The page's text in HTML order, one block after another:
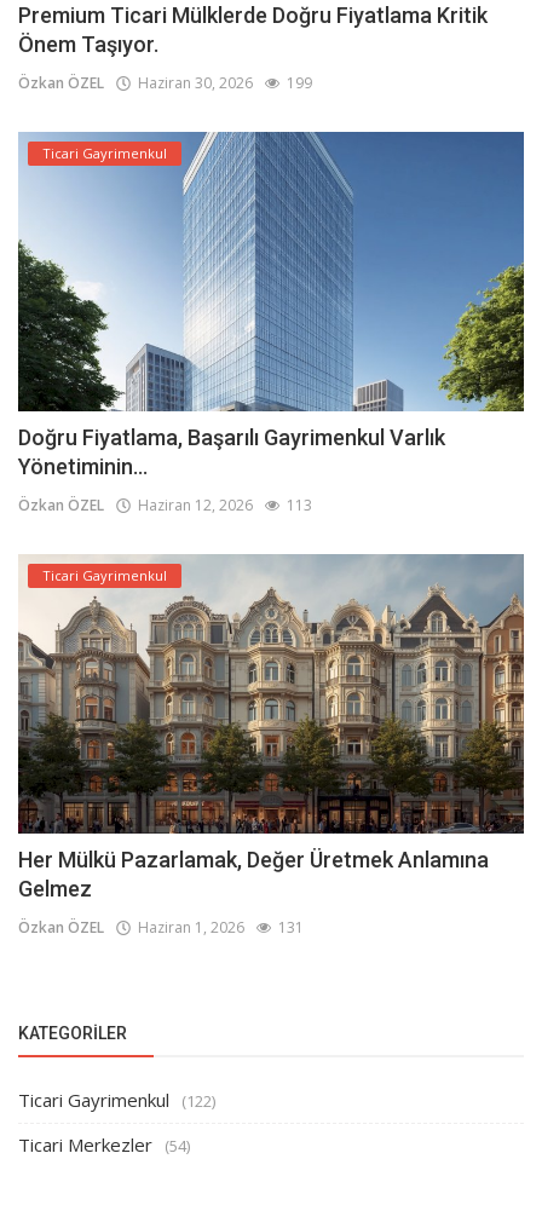
Premium Ticari Mülklerde Doğru Fiyatlama Kritik
Önem Taşıyor.
Özkan ÖZEL Haziran 30, 2026 199
Ticari Gayrimenkul
Doğru Fiyatlama, Başarılı Gayrimenkul Varlık
Yönetiminin...
Özkan ÖZEL Haziran 12, 2026 113
Ticari Gayrimenkul
Her Mülkü Pazarlamak, Değer Üretmek Anlamına
Gelmez
Özkan ÖZEL Haziran 1, 2026 131
KATEGORILER
Ticari Gayrimenkul (122)
Ticari Merkezler (54)